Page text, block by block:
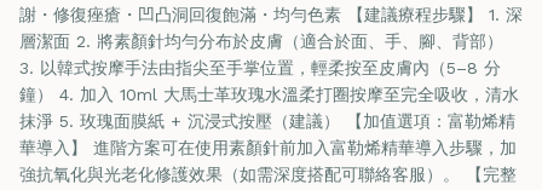
謝・修復痤瘡・凹凸洞回復飽滿・均勻色素 【建議療程步驟】 1. 深
層潔面 2. 將素顏針均勻分布於皮膚（適合於面、手、腳、背部）
3. 以韓式按摩手法由指尖至手掌位置，輕柔按至皮膚內（5–8 分
鐘） 4. 加入 10ml 大馬士革玫瑰水溫柔打圈按摩至完全吸收，清水
抹淨 5. 玫瑰面膜紙 + 沉浸式按壓（建議） 【加值選項：富勒烯精
華導入】 進階方案可在使用素顏針前加入富勒烯精華導入步驟，加
強抗氧化與光老化修護效果（如需深度搭配可聯絡客服）。 【完整